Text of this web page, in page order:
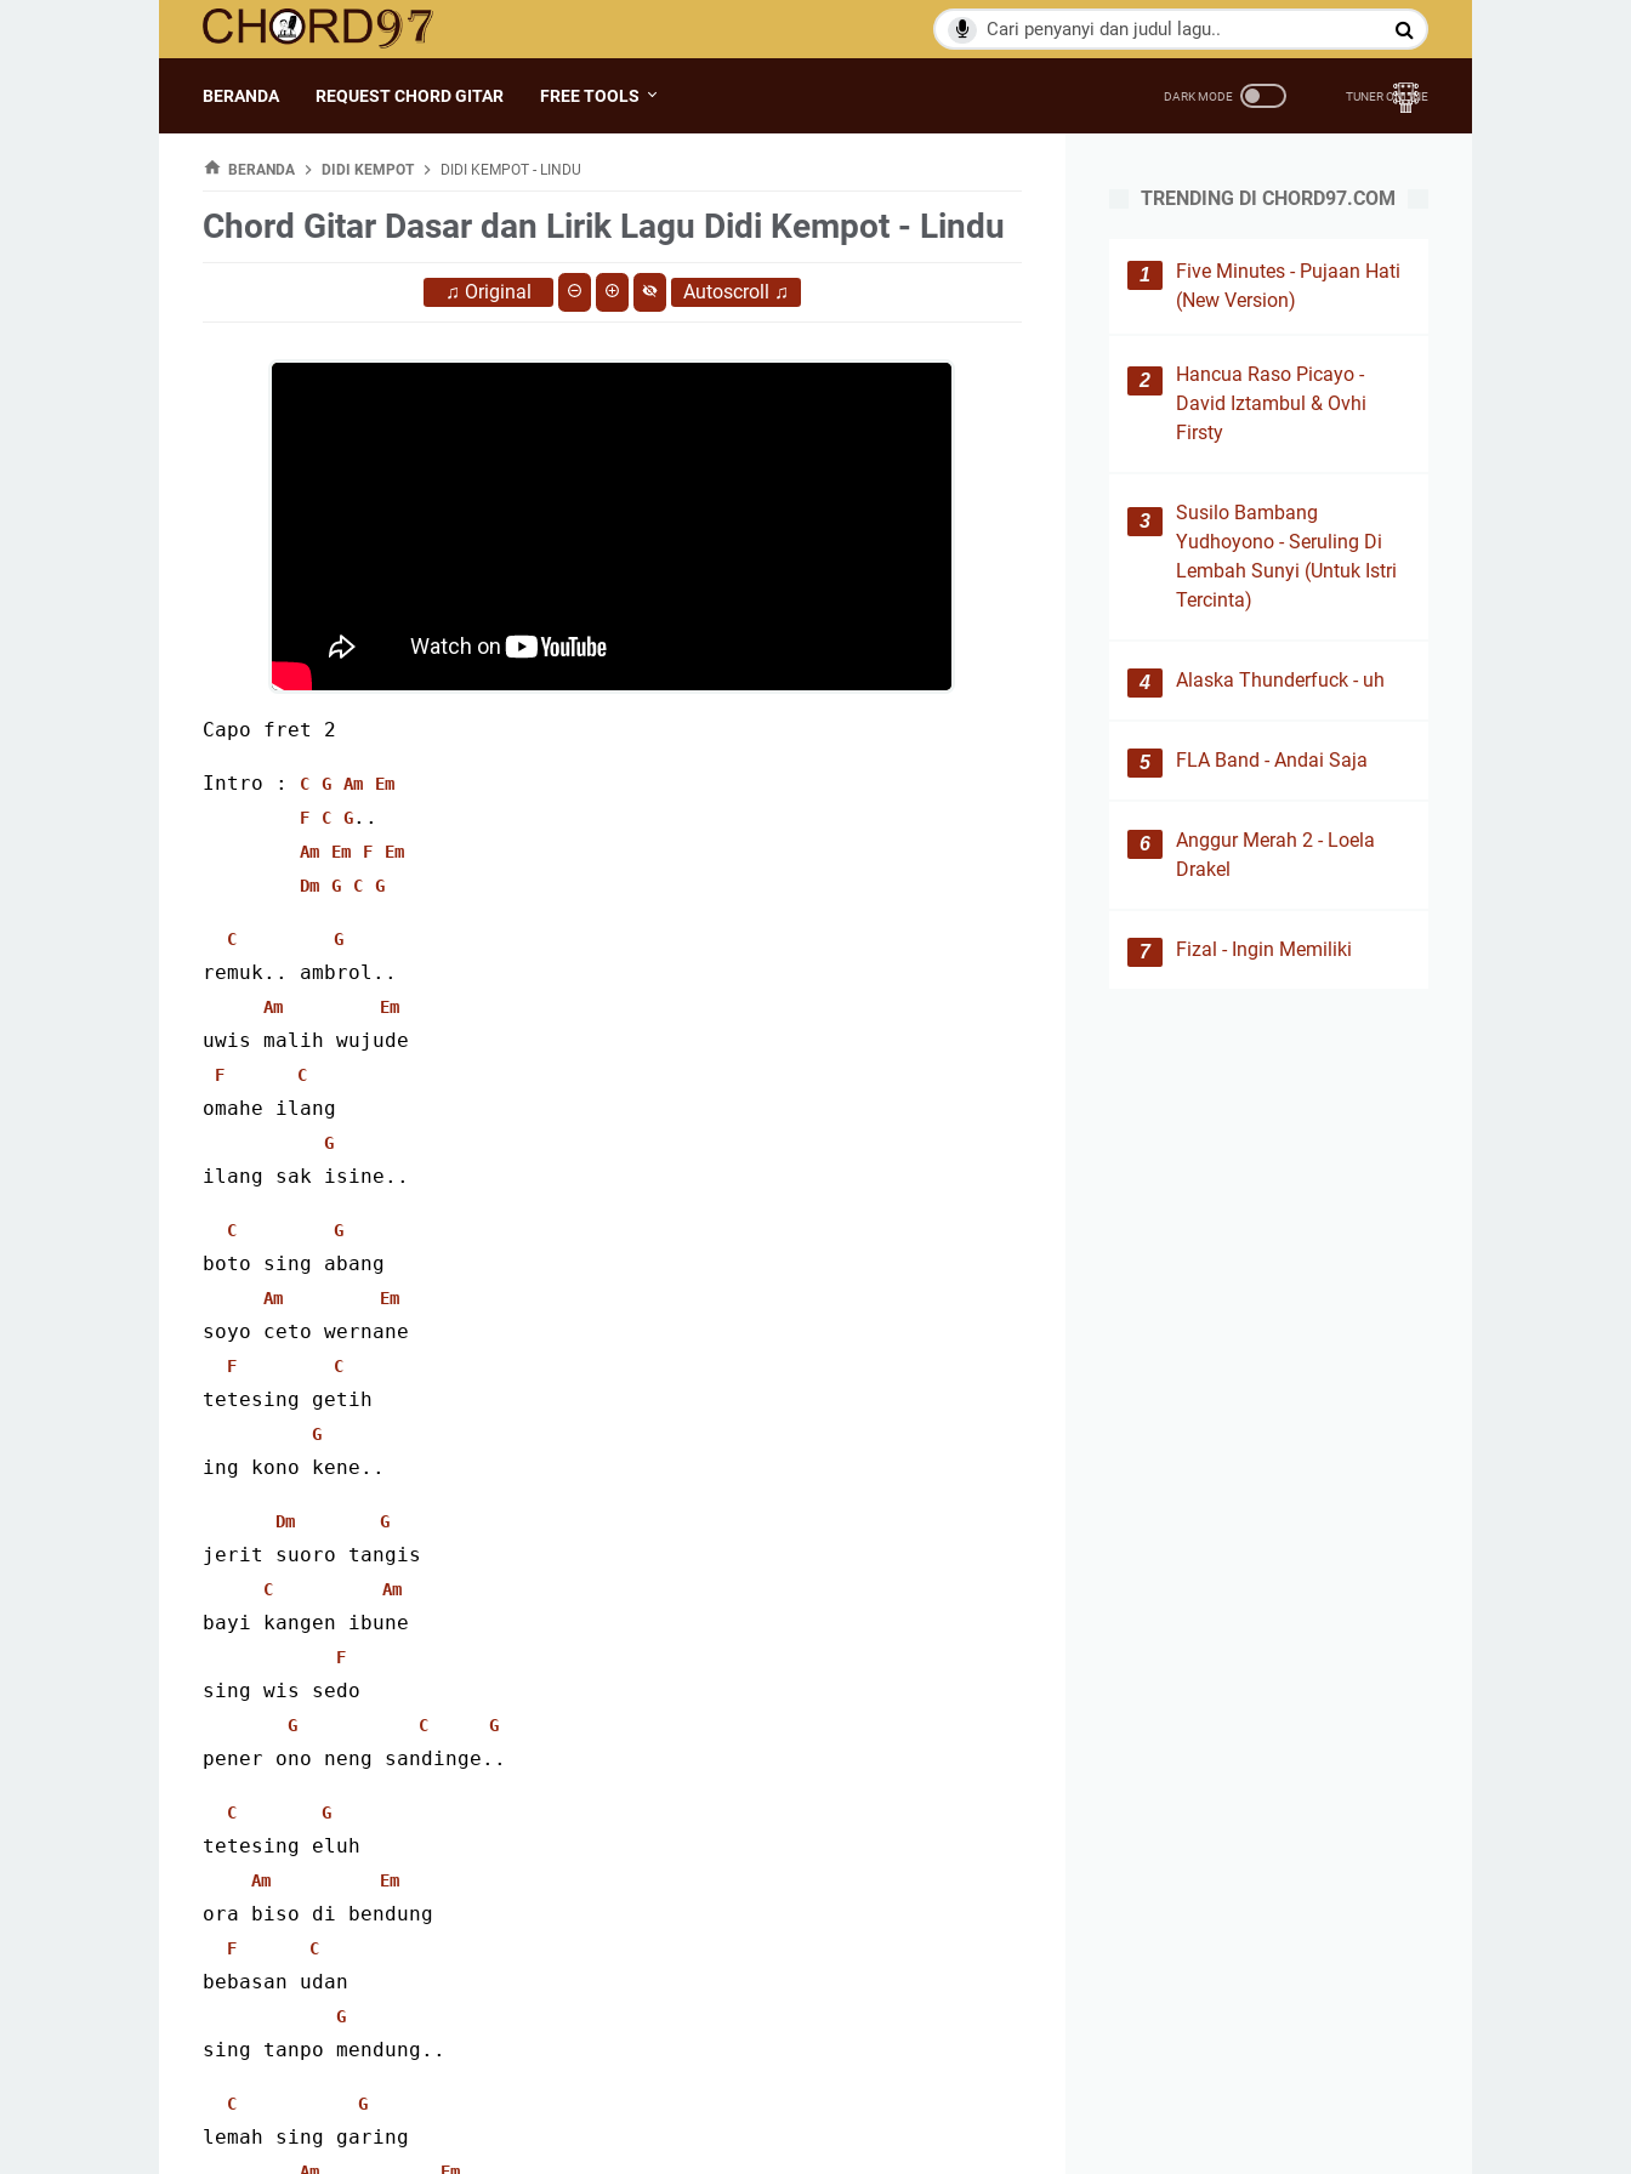
BERANDA REQUEST CHORD GITAR FREE TOOLS
BERANDA DIDI KEMPOT DIDI KEMPOT - LINDU
Chord Gitar Dasar dan Lirik Lagu Didi Kempot - Lindu
♫ Original Autoscroll ♫
Capo fret 2
Intro : C G Am
Em
F
C G..
Am Em F
Em
Dm
G C G
C G
remuk.. ambrol..
Am Em
uwis malih wujude
F C
omahe ilang
G
ilang sak isine..
C G
boto sing abang
Am Em
soyo ceto wernane
F C
tetesing getih
G
ing kono kene..
Dm G
jerit suoro tangis
C Am
bayi kangen ibune
F
sing wis sedo
G C G
pener ono neng sandinge..
C G
tetesing eluh
Am Em
ora biso di bendung
F C
bebasan udan
G
sing tanpo mendung..
C G
lemah sing garing
TRENDING DI CHORD97.COM
Five Minutes - Pujaan Hati
(New Version)
Hancua Raso Picayo -
David Iztambul & Ovhi
Firsty
Susilo Bambang
Yudhoyono - Seruling Di
Lembah Sunyi (Untuk Istri
Tercinta)
Alaska Thunderfuck - uh
FLA Band - Andai Saja
Anggur Merah 2 - Loela
Drakel
Fizal - Ingin Memiliki